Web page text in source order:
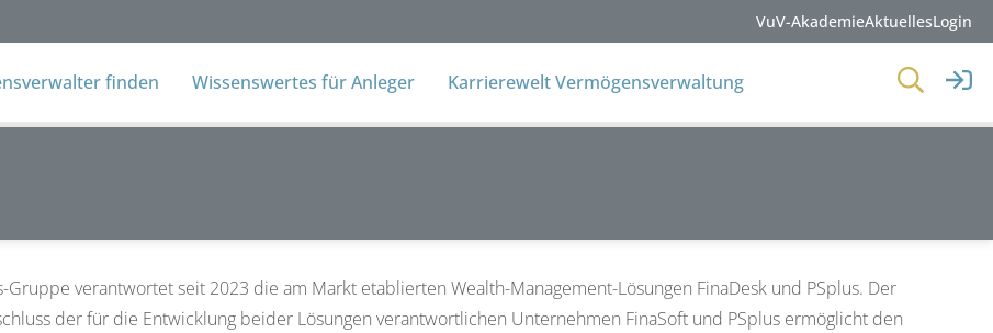
VuV-AkademieAktuellesLogin
finden Wissenswertes für Anleger Karrierewelt Vermögensverwaltung
Gruppe verantwortet seit 2023 die am Markt etablierten Wealth-Management-Lösungen FinaDesk und PSplus. Der
der für die Entwicklung beider Lösungen verantwortlichen Unternehmen FinaSoft und PSplus ermöglicht den